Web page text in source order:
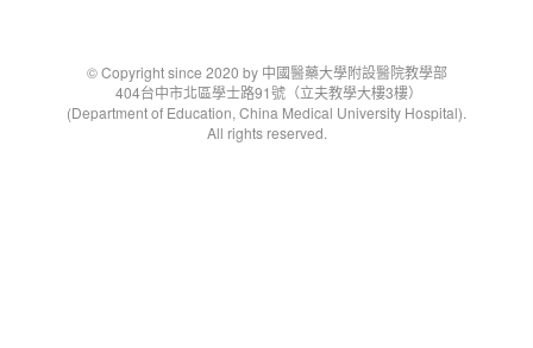
© Copyright since 2020 by 中國醫藥大學附設醫院教學部
404台中市北區學士路91號（立夫教學大樓3樓）
(Department of Education, China Medical University Hospital).
All rights reserved.